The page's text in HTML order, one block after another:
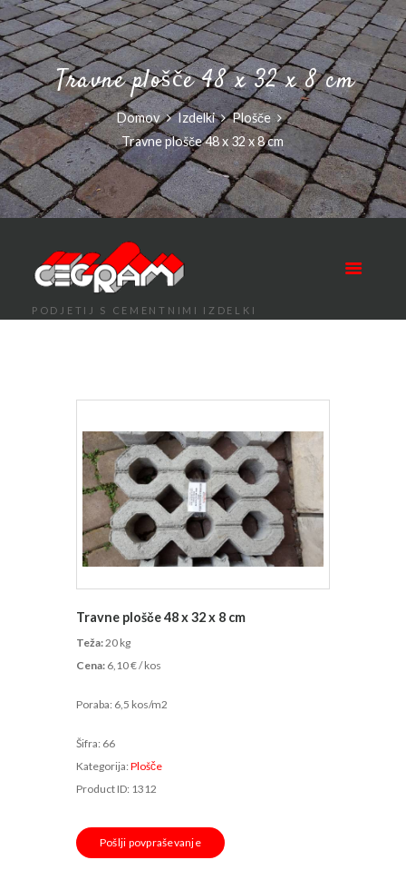
Travne plošče 48 x 32 x 8 cm
Domov Izdelki
Plošče
Travne plošče 48 x 32 x 8 cm
PODJETIJ S CEMENTNIMI IZDELKI
Travne plošče 48 x 32 x 8 cm
Teža:20 kg
Cena: 6,10 € / kos
Poraba: 6,5 kos/m2
Šifra: 66
Kategorija: Plošče
Product ID: 1312
Pošlji povpraševanje